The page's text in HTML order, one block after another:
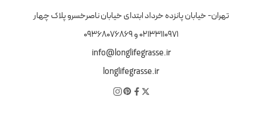
تهران- خیابان پانزده خرداد ابتدای خیابان ناصرخسرو پلاک چهار
02133110971 و 09368076869
info@longlifegrasse.ir
longlifegrasse.ir